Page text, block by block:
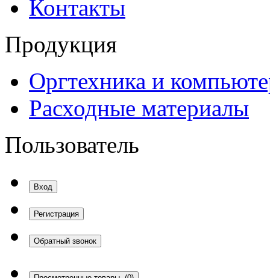
Контакты
Продукция
Оргтехника и
Расходные материалы
Пользователь
Вход
Регистрация
Обратный звонок